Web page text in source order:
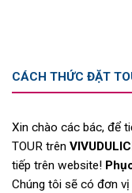
CÁCH THỨC ĐẶT
Xin chào các bác, để
TOUR trên
tiếp trên website!
Chúng tôi sẽ có đơn